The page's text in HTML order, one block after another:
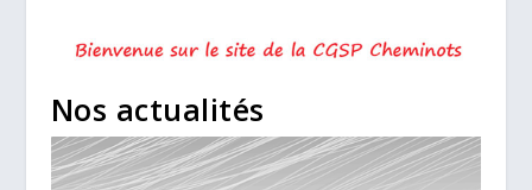
Nos actualités